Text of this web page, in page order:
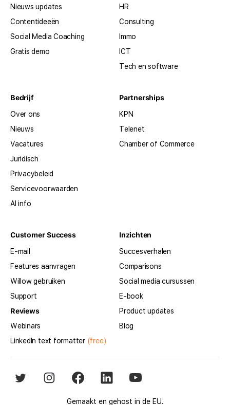
Nieuws updates
Contentideeën
Social Media Coaching
Gratis demo
HR
Consulting
Immo
ICT
Tech en software
Bedrijf
Over ons
Nieuws
Vacatures
Juridisch
Privacybeleid
Servicevoorwaarden
AI info
Partnerships
KPN
Telenet
Chamber of Commerce
Customer Success
E-mail
Features aanvragen
Willow gebruiken
Support
Reviews
Webinars
LinkedIn text formatter(free)
Inzichten
Succesverhalen
Comparisons
Social media cursussen
E-book
Product updates
Blog
Gemaakt en gehost in de EU.